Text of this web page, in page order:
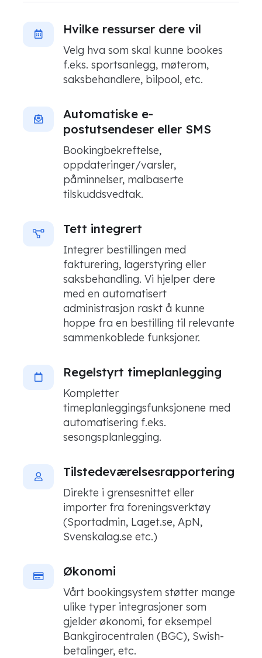
Hvilke ressurser dere vil
Velg hva som skal kunne bookes
f.eks. sportsanlegg, møterom,
saksbehandlere, bilpool, etc.
Automatiske e-
postutsendeser eller SMS
Bookingbekreftelse,
oppdateringer/varsler,
påminnelser, malbaserte
tilskuddsvedtak.
Tett integrert
Integrer bestillingen med
fakturering, lagerstyring eller
saksbehandling. Vi hjelper dere
med en automatisert
administrasjon raskt å kunne
hoppe fra en bestilling til relevante
sammenkoblede funksjoner.
Regelstyrt timeplanlegging
Kompletter
timeplanleggingsfunksjonene med
automatisering f.eks.
sesongsplanlegging.
Tilstedeværelsesrapportering
Direkte i grensesnittet eller
importer fra foreningsverktøy
(Sportadmin, Laget.se, ApN,
Svenskalag.se etc.)
Økonomi
Vårt bookingsystem støtter mange
ulike typer integrasjoner som
gjelder økonomi, for eksempel
Bankgirocentralen (BGC), Swish-
betalinger, etc.